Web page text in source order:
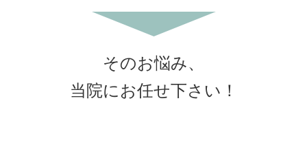
そのお悩み、
当院にお任せ下さい！